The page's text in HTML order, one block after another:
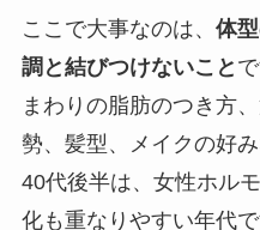
ここで大事なのは、 体
調と結びつけないこと
まわりの脂肪のつき方
勢、髪型、メイクの好
40代後半は、女性ホル
化も重なりやすい年代